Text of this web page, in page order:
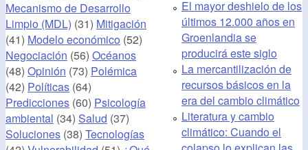
Mecanismo de Desarrollo
Limpio (MDL) (31) Mitigación
(41) Modelo económico (52)
Negociación (56) Océanos
(48) Opinión (73) Polémica
(42) Políticas (64)
Predicciones (60) Psicología
ambiental (34) Salud (37)
Soluciones (38) Tecnologías
El mayor deshielo de los
últimos 12.000 años en
Groenlandia se
producirá este siglo
La mercantilización de
recursos básicos en la
era del cambio climático
Literatura y cambio
climático: Cuando el